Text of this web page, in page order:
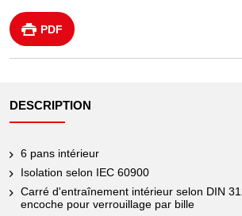
PDF
DESCRIPTION
6 pans intérieur
Isolation selon IEC 60900
Carré d'entraînement intérieur selon DIN
encoche pour verrouillage par bille